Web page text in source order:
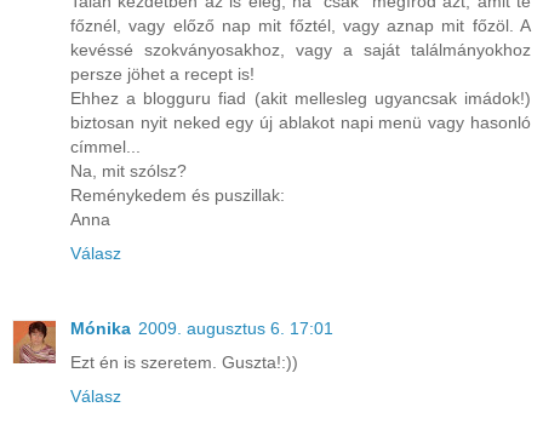
főznél, vagy előző nap mit főztél, vagy aznap mit főzöl. A
kevéssé szokványosakhoz, vagy a saját találmányokhoz
persze jöhet a recept is!
Ehhez a blogguru fiad (akit mellesleg ugyancsak imádok!)
biztosan nyit neked egy új ablakot napi menü vagy hasonló
címmel...
Na, mit szólsz?
Reménykedem és puszillak:
Anna
Válasz
Mónika 2009. augusztus 6. 17:01
Ezt én is szeretem. Guszta!:))
Válasz